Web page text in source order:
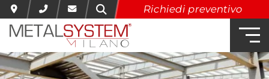
Richiedi preventivo